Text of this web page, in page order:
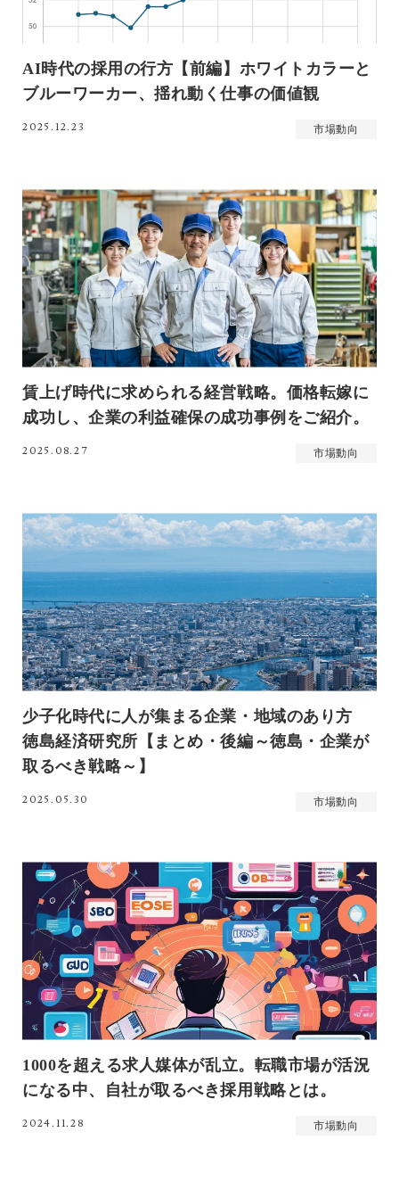
AI時代の採用の行方【前編】ホワイトカラーと
ブルーワーカー、揺れ動く仕事の価値観
2025.12.23 市場動向
賃上げ時代に求められる経営戦略。価格転嫁に
成功し、企業の利益確保の成功事例をご紹介。
2025.08.27 市場動向
少子化時代に人が集まる企業・地域のあり方
徳島経済研究所【まとめ・後編～徳島・企業が
取るべき戦略～】
2025.05.30 市場動向
1000を超える求人媒体が乱立。転職市場が活況
になる中、自社が取るべき採用戦略とは。
2024.11.28 市場動向